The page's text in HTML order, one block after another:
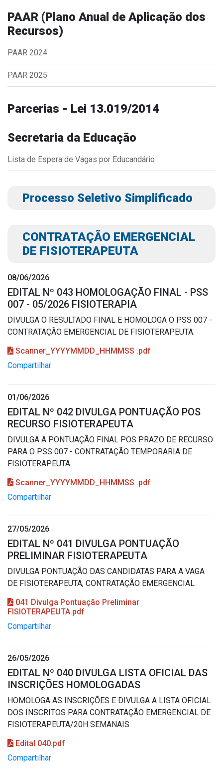
Transparência
Portal da Transparência
Outros
Downloads
Contato
PAAR (Plano Anual de Aplicação dos
Recursos)
PAAR 2024
PAAR 2025
Parcerias - Lei 13.019/2014
Secretaria da Educação
Lista de Espera de Vagas por Educandário
Processo Seletivo Simplificado
CONTRATAÇÃO EMERGENCIAL
DE FISIOTERAPEUTA
08/06/2026
EDITAL Nº 043 HOMOLOGAÇÃO FINAL - PSS
007 - 05/2026 FISIOTERAPIA
DIVULGA O RESULTADO FINAL E HOMOLOGA O PSS 007 -
CONTRATAÇÃO EMERGENCIAL DE FISIOTERAPEUTA.
Scanner_YYYYMMDD_HHMMSS .pdf
Compartilhar
01/06/2026
EDITAL Nº 042 DIVULGA PONTUAÇÃO POS
RECURSO FISIOTERAPEUTA
DIVULGA A PONTUAÇÃO FINAL POS PRAZO DE RECURSO
PARA O PSS 007 - CONTRATAÇÃO TEMPORARIA DE
FISIOTERAPEUTA.
Scanner_YYYYMMDD_HHMMSS .pdf
Compartilhar
27/05/2026
EDITAL Nº 041 DIVULGA PONTUAÇÃO
PRELIMINAR FISIOTERAPEUTA
DIVULGA PONTUAÇÃO DAS CANDIDATAS PARA A VAGA
DE FISIOTERAPEUTA, CONTRATAÇÃO EMERGENCIAL
041 Divulga Pontuação Preliminar
FISIOTERAPEUTA.pdf
Compartilhar
26/05/2026
EDITAL Nº 040 DIVULGA LISTA OFICIAL DAS
INSCRIÇÕES HOMOLOGADAS
HOMOLOGA AS INSCRIÇÕES E DIVULGA A LISTA OFICIAL
DOS INSCRITOS PARA CONTRATAÇÃO EMERGENCIAL DE
FISIOTERAPEUTA/20H SEMANAIS
Edital 040.pdf
Compartilhar